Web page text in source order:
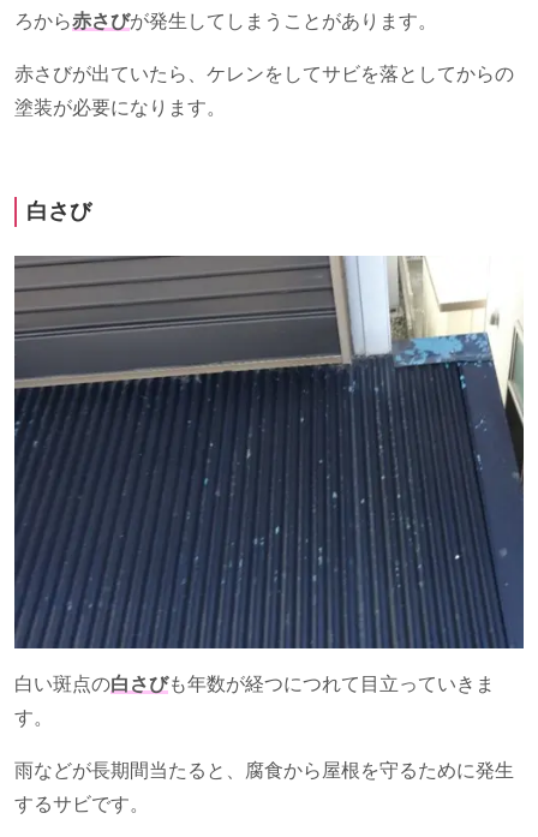
ろから赤さびが発生してしまうことがあります。
赤さびが出ていたら、ケレンをしてサビを落としてからの
塗装が必要になります。
白さび
白い斑点の白さびも年数が経つにつれて目立っていきま
す。
雨などが長期間当たると、腐食から屋根を守るために発生
するサビです。